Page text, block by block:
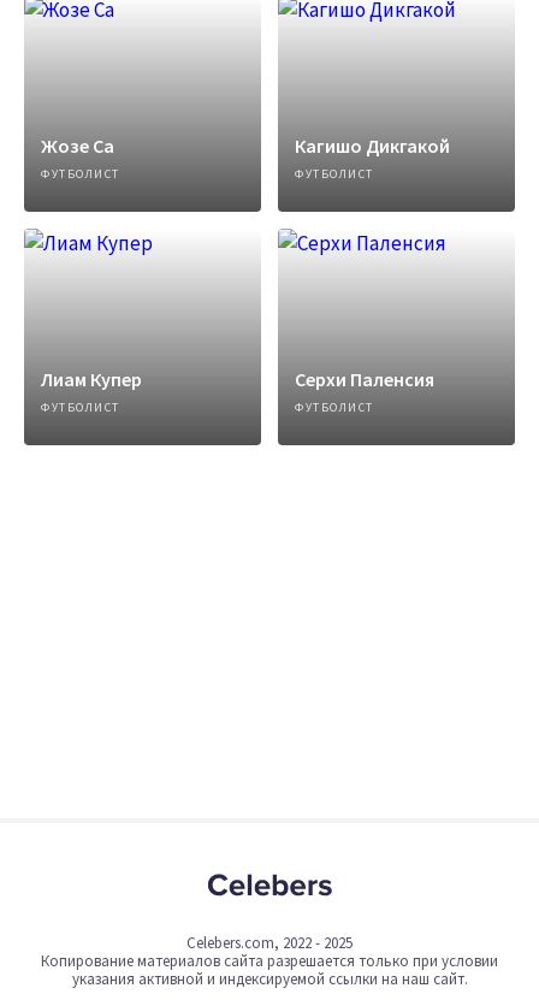
Жозе Са
ФУТБОЛИСТ
Кагишо Дикгакой
ФУТБОЛИСТ
Лиам Купер
ФУТБОЛИСТ
Серхи Паленсия
ФУТБОЛИСТ
Celebers.com, 2022 - 2025
Копирование материалов сайта разрешается только при условии
указания активной и индексируемой ссылки на наш сайт.